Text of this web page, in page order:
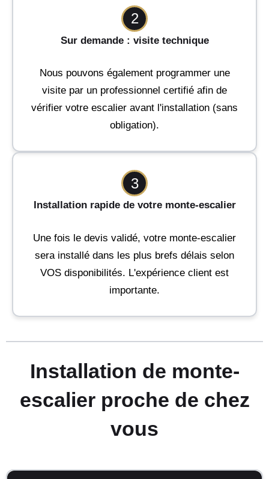
2
Sur demande : visite technique
Nous pouvons également programmer une
visite par un professionnel certifié afin de
vérifier votre escalier avant l'installation (sans
obligation).
3
Installation rapide de votre monte-escalier
Une fois le devis validé, votre monte-escalier
sera installé dans les plus brefs délais selon
VOS disponibilités. L'expérience client est
importante.
Installation de monte-
escalier proche de chez
vous